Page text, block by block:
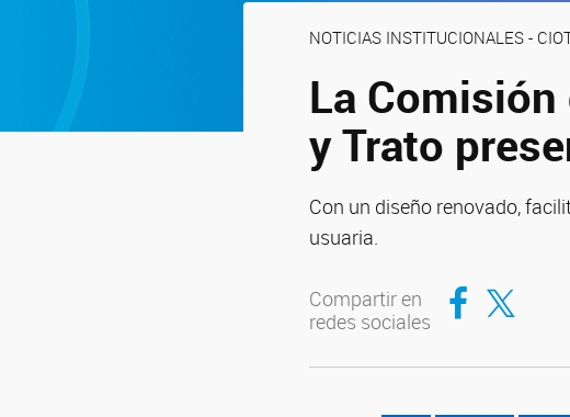
NOTICIAS INSTITUCIONALES -
La
y Trato
Con un diseño renovado,
usuaria.
Compartir en
redes sociales
Compartir enCompartir en Twitter